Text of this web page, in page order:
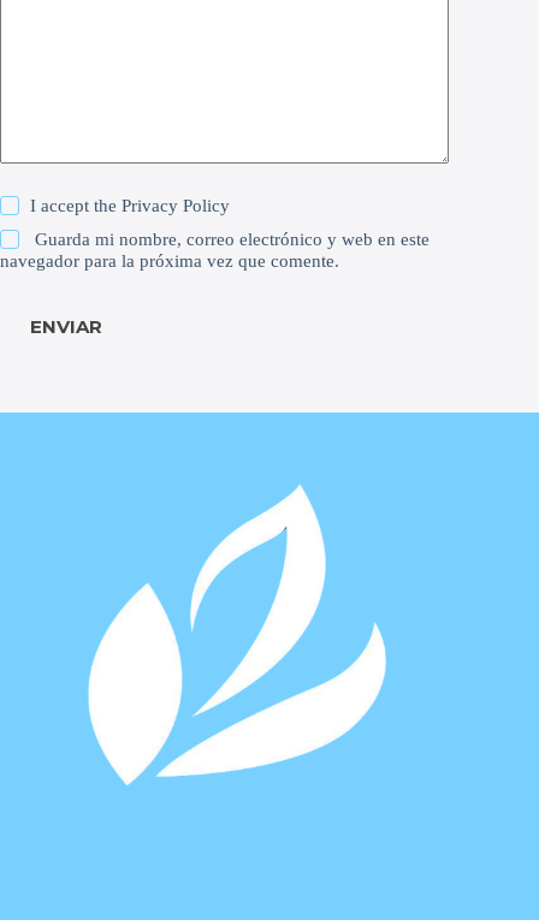
I accept thePrivacy Policy
Guarda mi nombre, correo electrónico y web en este
navegador para la próxima vez que comente.
ENVIAR